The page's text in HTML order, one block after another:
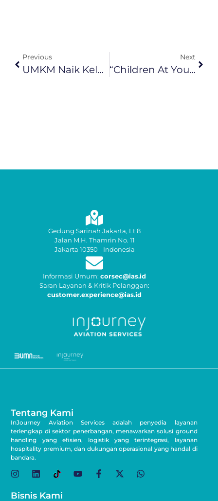
Previous
UMKM Naik Kelas Dan Go Internasional, Injourney Aviation Services (IAS) Lakukan Program TJSL IAS Merdeka Di 4 Kota Besar
Next
“Children At Your Services”, Injourney Aviation Services (IAS) Lakukan Program TJSL IAS Anak Di 4 Kota Besar
Gedung Sarinah Jakarta, Lt 8
Jalan M.H. Thamrin No. 11
Jakarta 10350 - Indonesia
Informasi Umum:corsec@ias.id
Saran Layanan & Kritik Pelanggan:
customer.experience@ias.id
Tentang Kami
InJourney Aviation Services adalah penyedia layanan
terlengkap di sektor penerbangan, menawarkan solusi ground
handling yang efisien, logistik yang terintegrasi, layanan
hospitality premium, dan dukungan operasional yang handal di
bandara.
Bisnis Kami